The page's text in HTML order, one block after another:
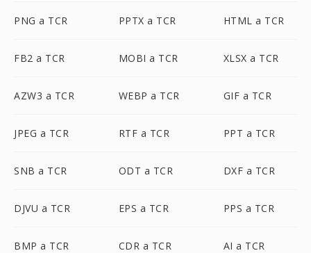
PNG a TCR PPTX a TCR HTML a TCR
FB2 a TCR MOBI a TCR XLSX a TCR
AZW3 a TCR WEBP a TCR GIF a TCR
JPEG a TCR RTF a TCR PPT a TCR
SNB a TCR ODT a TCR DXF a TCR
DJVU a TCR EPS a TCR PPS a TCR
BMP a TCR CDR a TCR AI a TCR